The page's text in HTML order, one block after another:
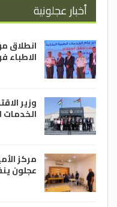
أخبار عجلونية
انطلاق
الاطباء
وزير
مركز
عجلون